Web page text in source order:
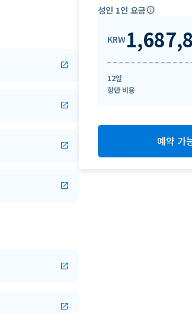
open_in_new
open_in_new
open_in_new
open_in_new
open_in_new
open_in_new
성인 1인 요금info
KRW
12일
항만 비용
예약 가